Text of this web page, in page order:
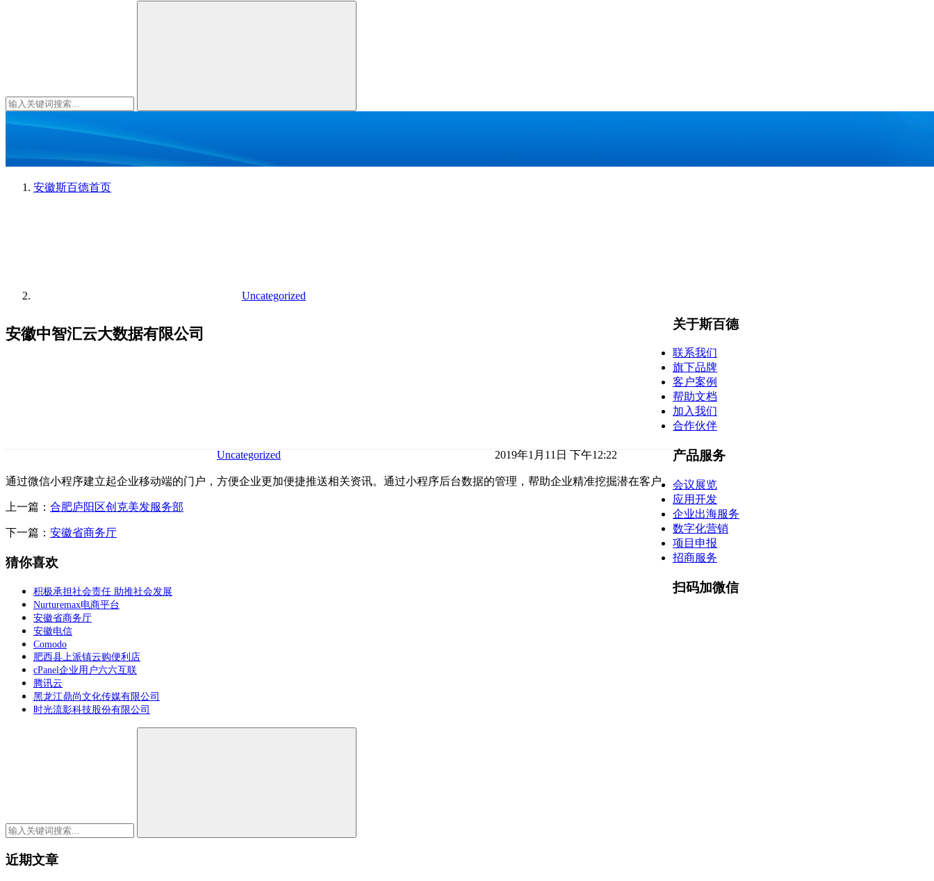
安徽斯百德首页
Uncategorized
安徽中智汇云大数据有限公司
Uncategorized 2019年1月11日 下午12:22
通过微信小程序建立起企业移动端的门户，方便企业更加便捷推送相关资讯。通过小程序后台数据的管理，帮助企业精准挖掘潜在客户。
上一篇： 合肥庐阳区创克美发服务部
下一篇： 安徽省商务厅
猜你喜欢
积极承担社会责任 助推社会发展
Nurturemax电商平台
安徽省商务厅
安徽电信
Comodo
肥西县上派镇云购便利店
cPanel企业用户六六互联
腾讯云
黑龙江鼎尚文化传媒有限公司
时光流影科技股份有限公司
近期文章
关于斯百德
联系我们
旗下品牌
客户案例
帮助文档
加入我们
合作伙伴
产品服务
会议展览
应用开发
企业出海服务
数字化营销
项目申报
招商服务
扫码加微信